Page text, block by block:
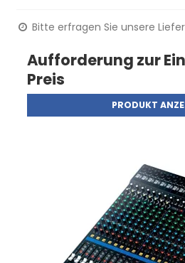
Bitte erfragen Sie unsere
Aufforderung zur
Preis
PRODUKT